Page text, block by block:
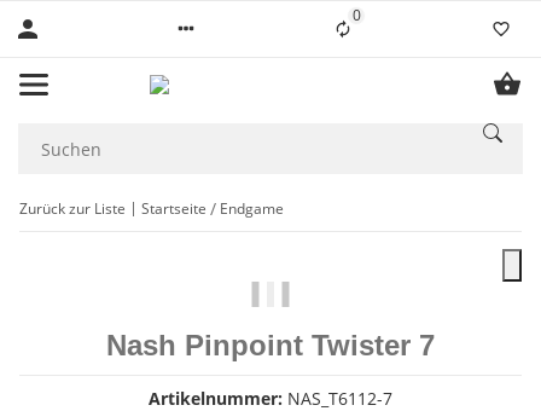
0Liste ist leer
Zurück zur Liste Startseite Endgame
Nash Pinpoint Twister 7
Artikelnummer: NAS_T6112-7